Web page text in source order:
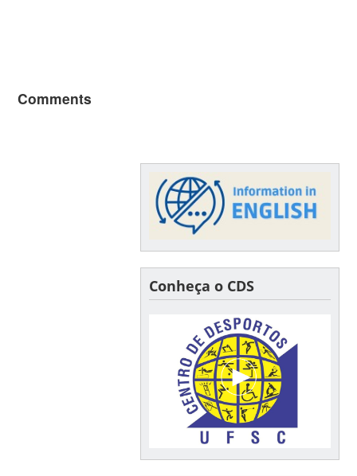
Comments
Conheça o CDS